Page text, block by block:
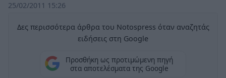
25/02/2011 15:26
Δες περισσότερα άρθρα του Notospress όταν αναζητάς
ειδήσεις στη Google
Προσθήκη ως προτιμώμενη πηγή
στα αποτελέσματα της Google